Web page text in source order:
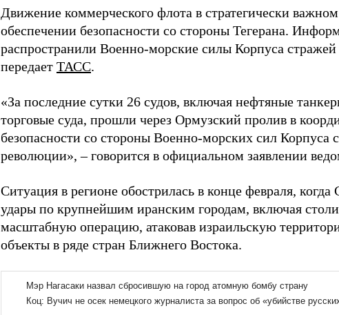
Движение коммерческого флота в стратегически
обеспечении безопасности со стороны Тегерана.
распространили Военно-морские силы Корпуса
передает ТАСС.
«За последние сутки 26 судов, включая нефтяные
торговые суда, прошли через Ормузский пролив в
безопасности со стороны Военно-морских сил Корпуса
революции», – говорится в официальном заявлении
Ситуация в регионе обострилась в конце февраля,
удары по крупнейшим иранским городам, включая
масштабную операцию, атаковав израильскую
объекты в ряде стран Ближнего Востока.